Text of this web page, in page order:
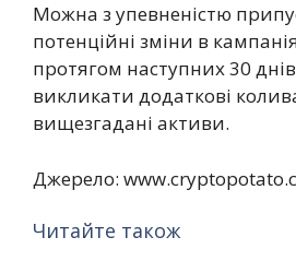
Можна з упевненістю
потенційні зміни в
протягом наступних 30
викликати додаткові
вищезгадані активи.
Джерело:
Читайте також